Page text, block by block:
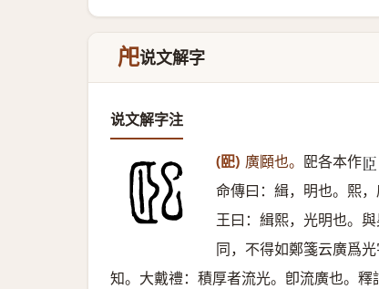
戺说文解字
说文解字注
(巸) 廣頥也。 巸各本作𦣝
命傳曰：緝，明也。熙
王曰：緝熙，光明也。
同，不得如鄭箋云廣爲
知。大戴禮：積厚者流光。卽流廣也。